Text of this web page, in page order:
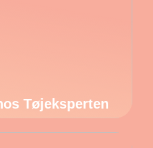
Tøjeksperten